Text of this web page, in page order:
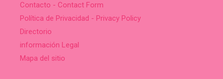
Contacto - Contact Form
Política de Privacidad - Privacy Policy
Directorio
información Legal
Mapa del sitio